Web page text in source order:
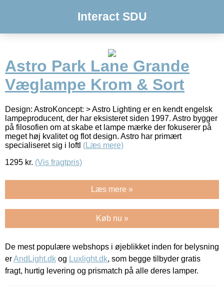
Interact SDU
Astro Park Lane Grande
Væglampe Krom & Sort
Design: AstroKoncept: > Astro Lighting er en kendt engelsk
lampeproducent, der har eksisteret siden 1997. Astro bygger
på filosofien om at skabe et lampe mærke der fokuserer på
meget høj kvalitet og flot design. Astro har primært
specialiseret sig i loftl (Læs mere)
1295 kr. (Vis fragtpris)
Læs mere »
Køb nu »
De mest populære webshops i øjeblikket inden for belysning
erAndLight.dk og Luxlight.dk, som begge tilbyder gratis
fragt, hurtig levering og prismatch på alle deres lamper.